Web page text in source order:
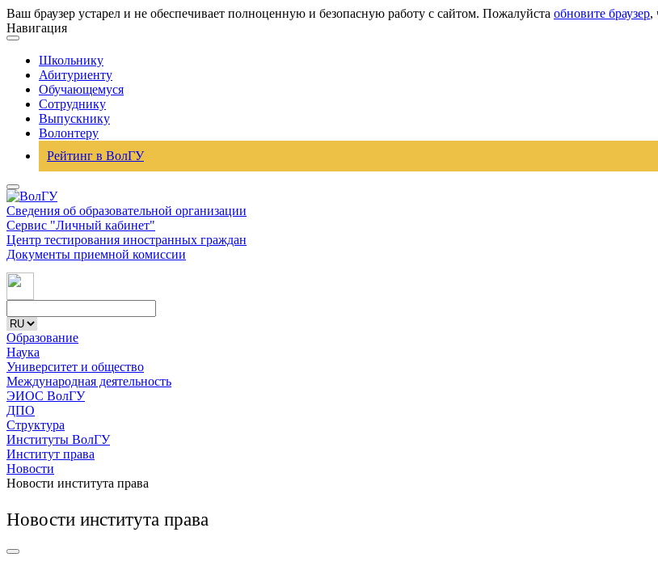
Ваш браузер устарел и не обеспечивает полноценную и безопасную работу с сайтом. Пожалуйста обновите браузер,
Навигация
Школьнику
Абитуриенту
Обучающемуся
Сотруднику
Выпускнику
Волонтеру
Рейтинг в ВолГУ
Сведения об образовательной организации
Сервис "Личный кабинет"
Центр тестирования иностранных граждан
Документы приемной комиссии
Образование
Наука
Университет и общество
Международная деятельность
ЭИОС ВолГУ
ДПО
Структура
Институты ВолГУ
Институт права
Новости
Новости института права
Новости института права